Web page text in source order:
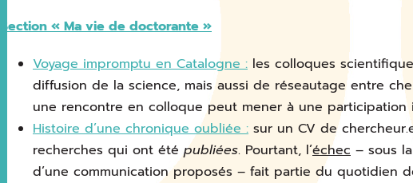
Section « Ma vie de doctorante »
Voyage impromptu en Catalogne : les colloques
diffusion de la science, mais aussi de réseautage entre
une rencontre en colloque peut mener à une participation
Histoire d’une chronique oubliée : sur un CV de
recherches qui ont étépubliées. Pourtant, l’échec – sous
d’une communication proposés – fait partie du quotidien